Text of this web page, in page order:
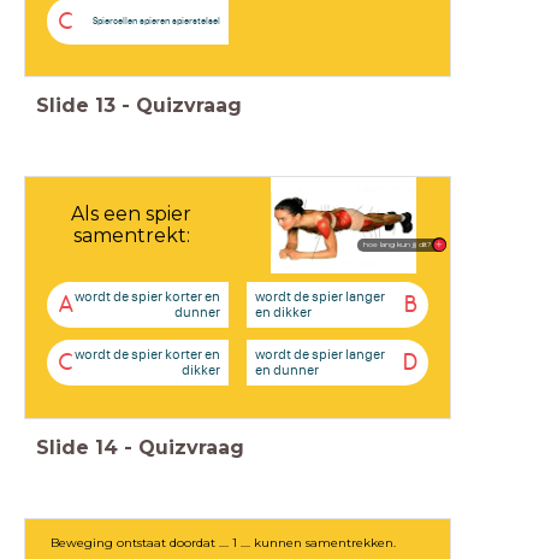
C Spiercellen spieren spierstelsel
Slide 13 - Quizvraag
Als een spier
samentrekt:
hoe lang kun jij dit?
Awordt de spier korter en
dunner
B
wordt de spier langer
en dikker
Cwordt de spier korter en
dikker
D
wordt de spier langer
en dunner
Slide 14 - Quizvraag
Beweging ontstaat doordat .... 1 .... kunnen samentrekken.